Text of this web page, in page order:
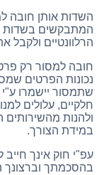
השדות אותן חובה
המתבקשים בשדות
הרלוונטיים ולקבל
חובה למסור רק
נכונות הפרטים
שתמסור יישמרו
חלקיים, עלולים
ולהנות
במידת הצורך.
עפ"י חוק אינך
בהסכמתך וברצונך